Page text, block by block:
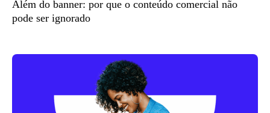
Além do banner: por que o conteúdo comercial não
pode ser ignorado